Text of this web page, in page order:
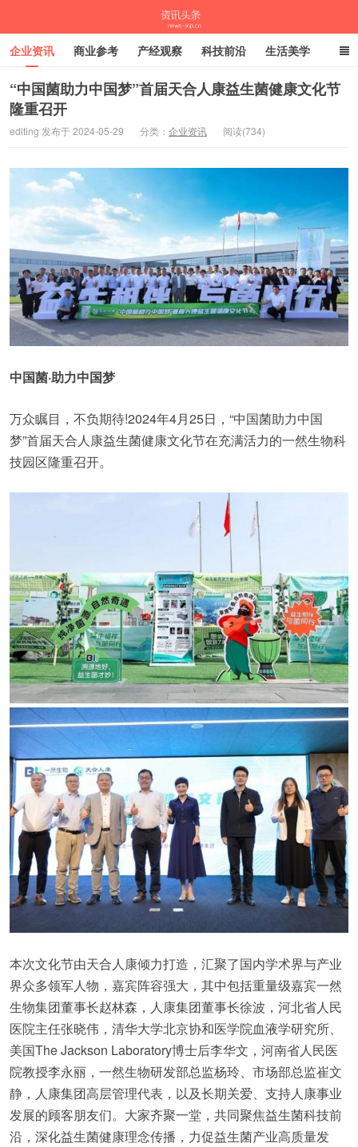
资讯头条
企业资讯 商业参考 产经观察 科技前沿 生活美学
时尚潮流 母婴亲子 专栏
“中国菌助力中国梦”首届天合人康益生菌健康文化节
隆重召开
editing 发布于 2024-05-29 分类： 企业资讯 阅读(734)
中国菌·助力中国梦
万众瞩目，不负期待!2024年4月25日，“中国菌助力中国
梦”首届天合人康益生菌健康文化节在充满活力的一然生物科
技园区隆重召开。
本次文化节由天合人康倾力打造，汇聚了国内学术界与产业
界众多领军人物，嘉宾阵容强大，其中包括重量级嘉宾一然
生物集团董事长赵林森，人康集团董事长徐波，河北省人民
医院主任张晓伟，清华大学北京协和医学院血液学研究所、
美国The Jackson Laboratory博士后李华文，河南省人民医
院教授李永丽，一然生物研发部总监杨玲、市场部总监崔文
静，人康集团高层管理代表，以及长期关爱、支持人康事业
发展的顾客朋友们。大家齐聚一堂，共同聚焦益生菌科技前
沿，深化益生菌健康理念传播，力促益生菌产业高质量发